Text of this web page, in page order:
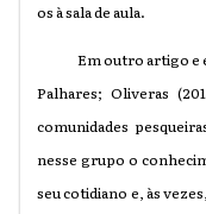
os à sala de aula.
Em outro artigo e
Palhares; Oliveras
comunidades
nesse grupo o
seu cotidiano e, às